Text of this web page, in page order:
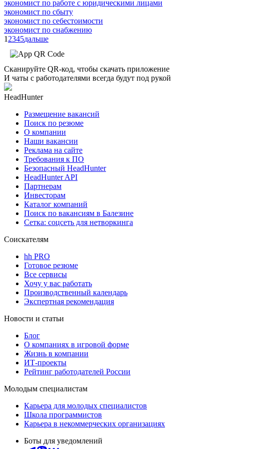
экономист по работе с юридическими лицами
экономист по сбыту
экономист по себестоимости
экономист по снабжению
1 2345дальше
Сканируйте QR-код, чтобы скачать приложение
И чаты с работодателями всегда будут под рукой
HeadHunter
Размещение вакансий
Поиск по резюме
О компании
Наши вакансии
Реклама на сайте
Требования к ПО
Безопасный HeadHunter
HeadHunter API
Партнерам
Инвесторам
Каталог компаний
Поиск по вакансиям в Балезине
Сетка: соцсеть для нетворкинга
Соискателям
hh PRO
Готовое резюме
Все сервисы
Хочу у вас работать
Производственный календарь
Экспертная рекомендация
Новости и статьи
Блог
О компаниях в игровой форме
Жизнь в компании
ИТ-проекты
Рейтинг работодателей России
Молодым специалистам
Карьера для молодых специалистов
Школа программистов
Карьера в некоммерческих организациях
Боты для уведомлений